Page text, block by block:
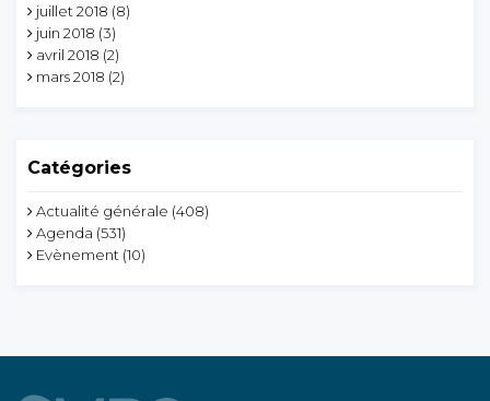
juillet 2018 (8)
juin 2018 (3)
avril 2018 (2)
mars 2018 (2)
Catégories
Actualité générale (408)
Agenda (531)
Evènement (10)